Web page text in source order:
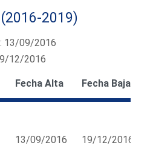
2019)
13/09/2016
12/2016
Fecha Alta Fecha Baja
13/09/2016 19/12/2016